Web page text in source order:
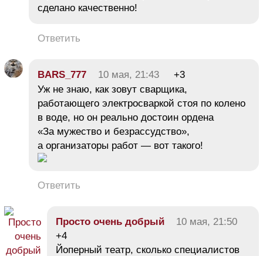
сделано качественно!
Ответить
BARS_777 10 мая, 21:43
+3
Уж не знаю, как зовут сварщика,
работающего электросваркой стоя по колено
в воде, но он реально достоин ордена
«За мужество и безрассудство»,
а организаторы работ — вот такого!
Ответить
Просто очень добрый
10 мая, 21:50
+4
Йоперный театр, сколько специалистов